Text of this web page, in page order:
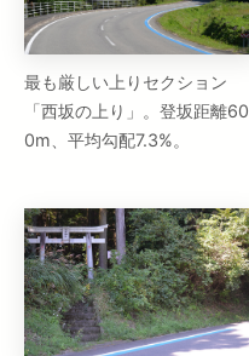
最も厳しい上りセクション
「西坂の上り」。登坂距離60
0m、平均勾配7.3%。